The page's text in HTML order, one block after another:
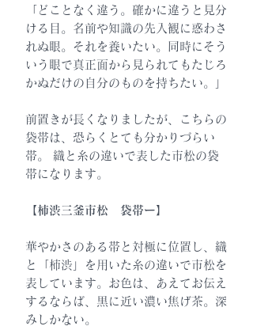
「どことなく違う。確かに違うと見分
ける目。名前や知識の先入観に惑わさ
れぬ眼。それを養いたい。同時にそう
いう眼で真正面から見られてもたじろ
かぬだけの自分のものを持ちたい。」
前置きが長くなりましたが、こちらの
袋帯は、恐らくとても分かりづらい
帯。 織と糸の違いで表した市松の袋
帯になります。
【柿渋三釜市松 袋帯ー】
華やかさのある帯と対極に位置し、織
と「柿渋」を用いた糸の違いで市松を
表しています。お色は、あえてお伝え
するならば、黒に近い濃い焦げ茶。深
みしかない。